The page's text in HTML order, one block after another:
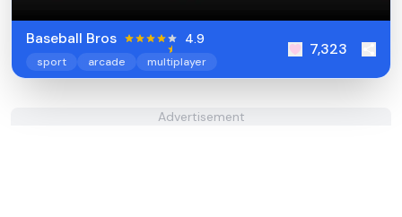
Baseball Bros 4.9
sport arcade multiplayer
7,323
Advertisement